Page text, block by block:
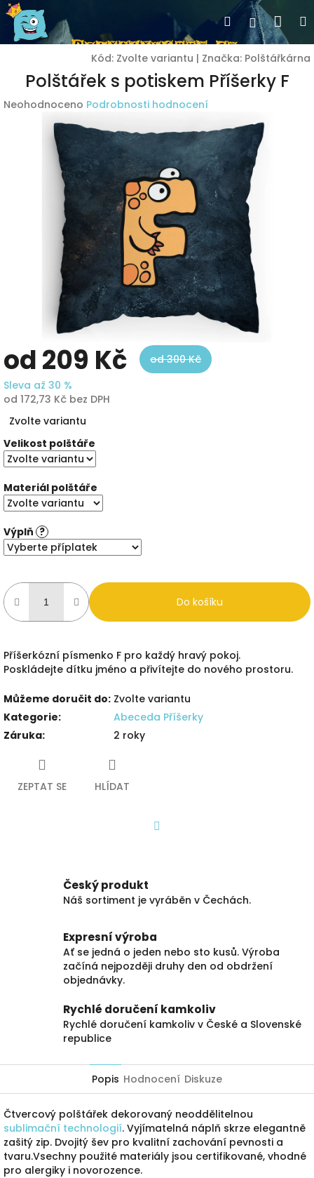
Přejít
na
obsah
Hledat
Kód: Zvolte variantu | Značka: Polštářkárna
Polštářek s potiskem Příšerky F
Průměrné
Neohodnoceno Podrobnosti hodnocení
od209 Kč
od 300 Kč
Sleva až 30 %
od 172,73 Kč bez DPH
cena:
Zvolte variantu
Velikost polštáře
Materiál polštáře
Výplň ?
Do košíku
Příšerkózní písmenko F pro každý hravý pokoj.
Poskládejte dítku jméno a přivítejte do nového prostoru.
Můžeme doručit do: Zvolte variantu
Kategorie:
Abeceda Příšerky
Záruka: 2 roky
ZEPTAT SE HLÍDAT
Český produkt
Náš sortiment je vyráběn v Čechách.
Expresní výroba
Ať se jedná o jeden nebo sto kusů. Výroba
začíná nejpozději druhy den od obdržení
objednávky.
Rychlé doručení kamkoliv
Rychlé doručení kamkoliv v České a Slovenské
republice
Popis Hodnocení Diskuze
Čtvercový polštářek dekorovaný neoddělitelnou
sublimační technologií. Vyjímatelná náplň skrze elegantně
zašitý zip. Dvojitý šev pro kvalitní zachování pevnosti a
tvaru.Vsechny použité materiály jsou certifikované, vhodné
pro alergiky i novorozence.